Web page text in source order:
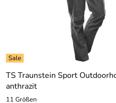
TS Traunstein Sport
anthrazit
11 Größen